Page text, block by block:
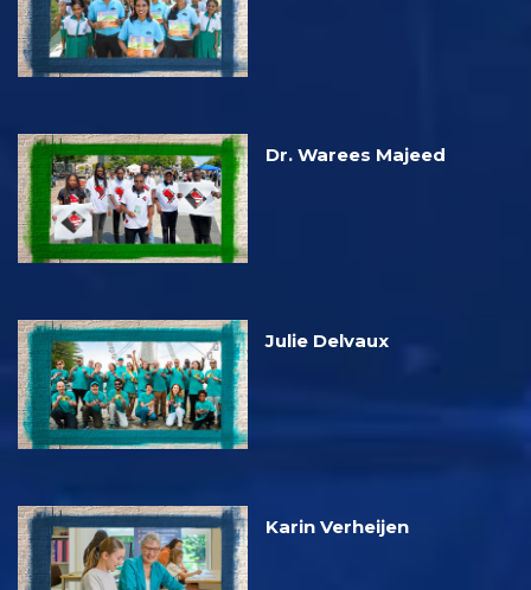
Dr. Warees Majeed
Julie Delvaux
Karin Verheijen